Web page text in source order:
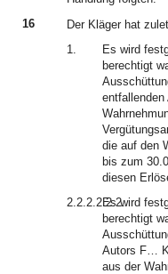
16
Der Kläger hat
1.
Es wird
berechtigt
die auf den
bis zum
diesen
2.2.2.2.2.2.
Es wird
berechtigt
Autors F…
aus der